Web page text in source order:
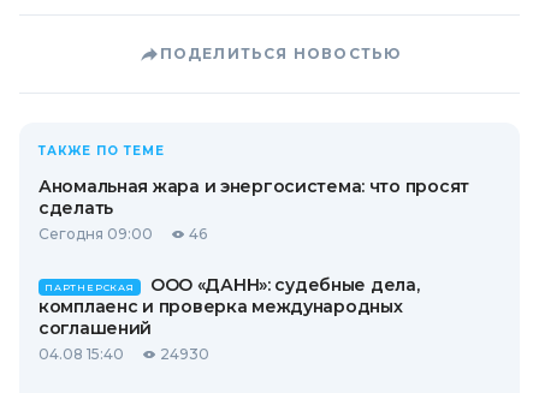
ПОДЕЛИТЬСЯ НОВОСТЬЮ
ТАКЖЕ ПО ТЕМЕ
Аномальная жара и энергосистема: что просят
сделать
Сегодня 09:00 46
ПАРТНЕРСКАЯ
ООО «ДАНН»: судебные дела,
комплаенс и проверка международных
соглашений
04.08 15:40 24930